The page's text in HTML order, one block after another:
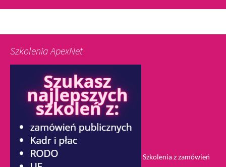
Szkolenia ApexNet
Szkolenia z zamówień